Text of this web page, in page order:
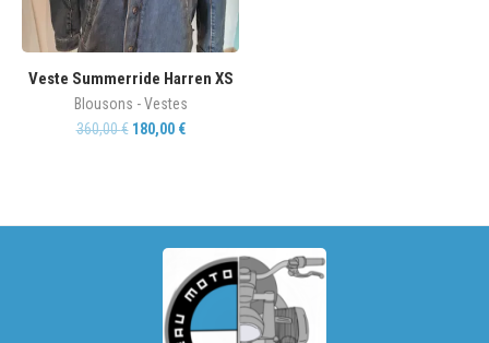
Veste Summerride Harren XS
Blousons - Vestes
360,00€ 180,00 €